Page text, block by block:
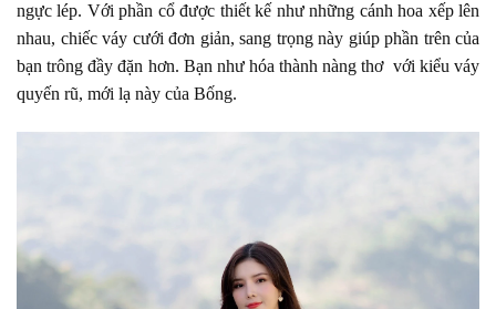
ngực lép. Với phần cổ được thiết kế như những cánh hoa xếp lên
nhau, chiếc váy cưới đơn giản, sang trọng này giúp phần trên của
bạn trông đầy đặn hơn. Bạn như hóa thành nàng thơ với kiểu váy
quyến rũ, mới lạ này của Bống.